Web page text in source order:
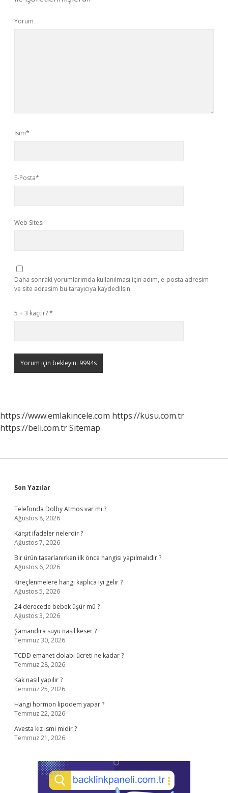
Yorum
İsim*
E-Posta*
Web Sitesi
Daha sonraki yorumlarımda kullanılması için adım, e-posta adresim
ve site adresim bu tarayıcıya kaydedilsin.
5 + 3 kaçtır?*
https://www.emlakincele.com https://kusu.com.tr
https://beli.com.trSitemap
Sidebar
Son Yazılar
Telefonda Dolby Atmos var mı ?
Ağustos 8, 2026
Karşıt ifadeler nelerdir ?
Ağustos 7, 2026
Bir ürün tasarlanırken ilk önce hangisi yapılmalıdır ?
Ağustos 6, 2026
Kireçlenmelere hangi kaplıca iyi gelir ?
Ağustos 5, 2026
24 derecede bebek üşür mü ?
Ağustos 3, 2026
Şamandıra suyu nasıl keser ?
Temmuz 30, 2026
TCDD emanet dolabı ücreti ne kadar ?
Temmuz 28, 2026
Kak nasıl yapılır ?
Temmuz 25, 2026
Hangi hormon lipödem yapar ?
Temmuz 22, 2026
Avesta kız ismi midir ?
Temmuz 21, 2026